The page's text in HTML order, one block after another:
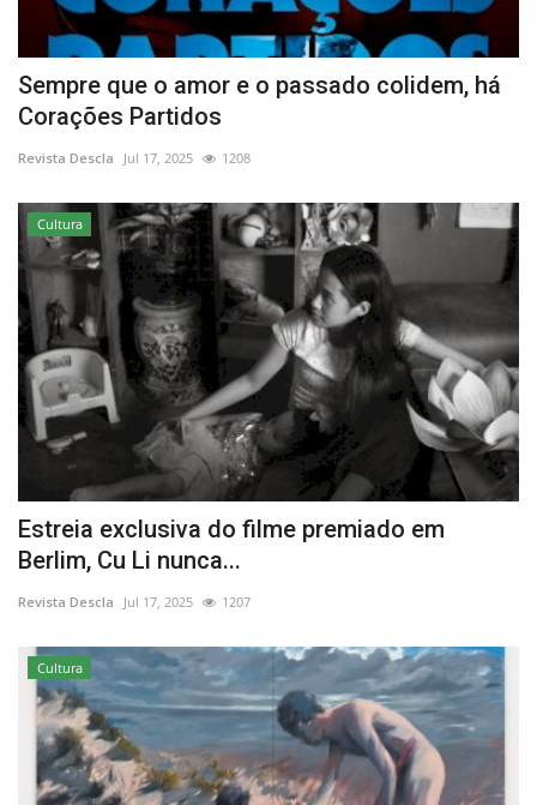
Sempre que o amor e o passado colidem, há
Corações Partidos
Revista Descla Jul 17, 2025 1208
Cultura
Estreia exclusiva do filme premiado em
Berlim, Cu Li nunca...
Revista Descla Jul 17, 2025 1207
Cultura